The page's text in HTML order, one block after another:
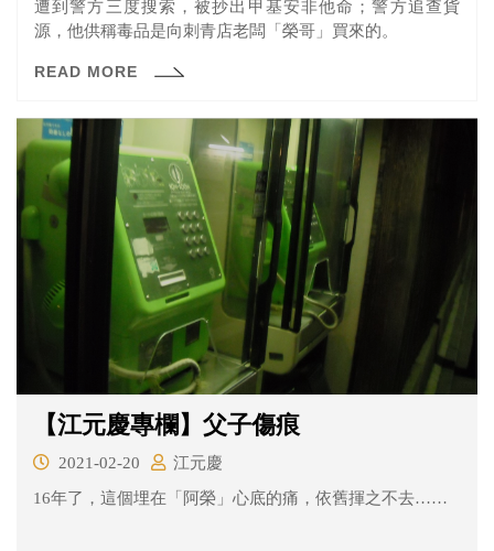
遭到警方三度搜索，被抄出甲基安非他命；警方追查貨
源，他供稱毒品是向刺青店老闆「榮哥」買來的。
READ MORE
【江元慶專欄】父子傷痕
2021-02-20
江元慶
16年了，這個埋在「阿榮」心底的痛，依舊揮之不去……